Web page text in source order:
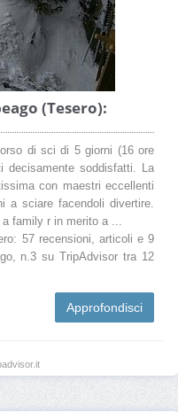
(Tesero):
di sci di 5 giorni (16 ore
decisamente soddisfatti. La
con maestri eccellenti
a sciare facendoli divertire.
family r in merito a ...
57 recensioni, articoli e 9
n.3 su TripAdvisor tra 12
Approfondisci